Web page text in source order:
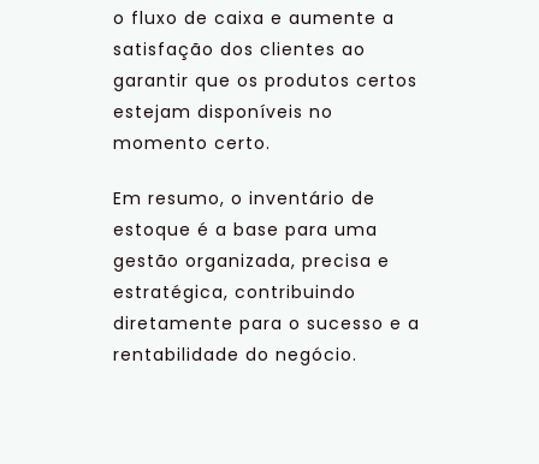
o fluxo de caixa e aumente a
satisfação dos clientes ao
garantir que os produtos certos
estejam disponíveis no
momento certo.
Em resumo, o inventário de
estoque é a base para uma
gestão organizada, precisa e
estratégica, contribuindo
diretamente para o sucesso e a
rentabilidade do negócio.